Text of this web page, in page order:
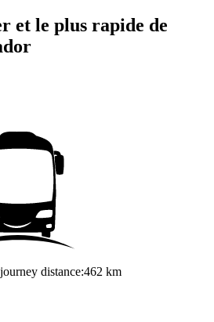
et le plus rapide de
journey distance:462 km